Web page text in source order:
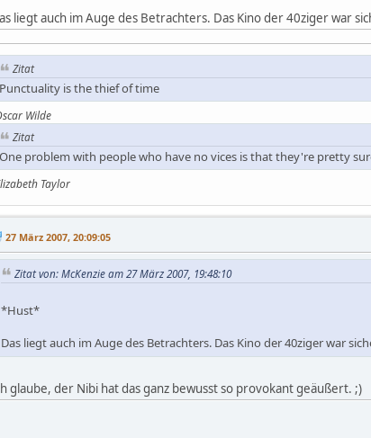
liegt auch im Auge des Betrachters. Das Kino der 40ziger war
Zitat
Punctuality is the thief of time
Wilde
Zitat
One problem with people who have no vices is that they're pretty
Taylor
27 März 2007, 20:09:05
Zitat von: McKenzie am 27 März 2007, 19:48:10
*Hust*
Das liegt auch im Auge des Betrachters. Das Kino der 40ziger war
glaube, der Nibi hat das ganz bewusst so provokant geäußert. ;)